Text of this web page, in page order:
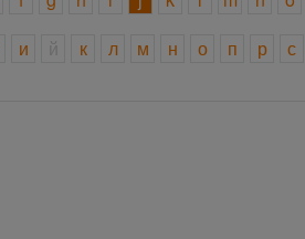
и к л м н о п р с